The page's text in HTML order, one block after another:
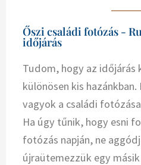
Őszi családi fotózás -
időjárás
Tudom, hogy az
különösen kis
vagyok a családi
Ha úgy tűnik, hogy esni
fotózás napján, ne
újraütemezzük egy másik